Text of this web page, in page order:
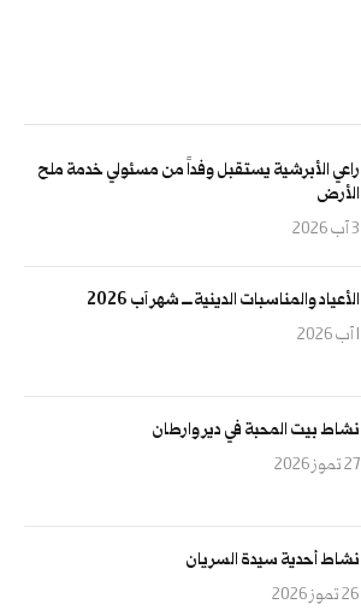
راعي الأبرشية يستقبل وفداً من مسئولي خدمة ملح
الأرض
3 آب 2026
الأعياد والمناسبات الدينية ــــ شهر آب 2026
1 آب 2026
نشاط بيت المحبة في دير وارطان
27 تموز 2026
نشاط أحدية سيدة السريان
26 تموز 2026